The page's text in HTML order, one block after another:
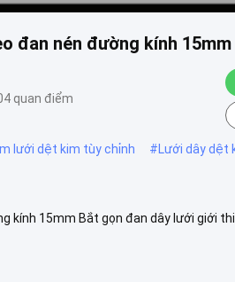
đan nén đường kính 15mm
quan điểm
lưới dệt kim tùy chỉnh #Lưới dây dệt
kính 15mm Bắt gọn đan dây lưới giới